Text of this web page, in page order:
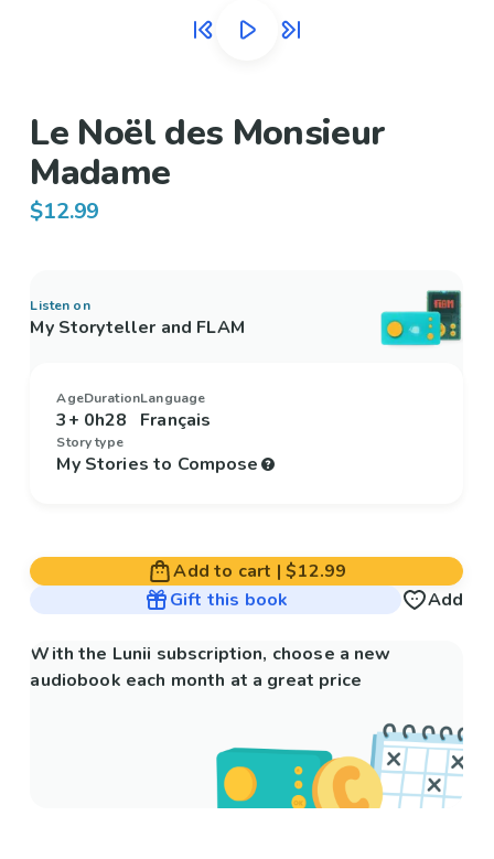
Le Noël des Monsieur
Madame
$12.99
Listen on
My Storyteller and FLAM
Age
3+
Duration
0h28
Language
Français
Story type
My Stories to Compose
Add to cart |$12.99
Gift this book
Add
With the Lunii subscription, choose a new
audiobook each month at a great price